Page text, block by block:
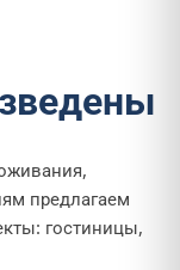
предлагаем
гостиницы,